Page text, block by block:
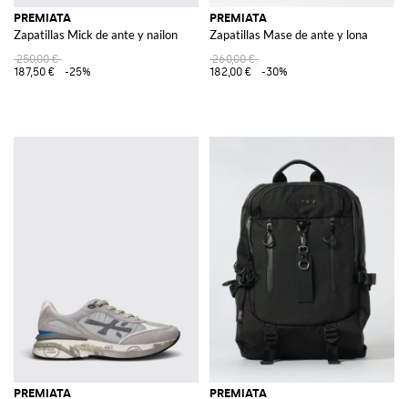
PREMIATA
Zapatillas Mick de ante y nailon
250,00 €
187,50 €
-25%
PREMIATA
Zapatillas Mase de ante y lona
260,00 €
182,00 €
-30%
PREMIATA PREMIATA